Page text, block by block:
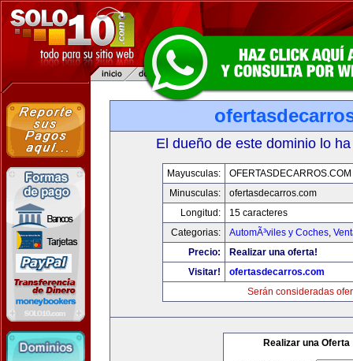
El dueño de este dominio lo
Mayusculas:
OFERTASDECARROS.COM
Minusculas:
ofertasdecarros.com
Longitud:
15 caracteres
Categorias:
AutomÃ³viles y Coches,
Precio:
Realizar una oferta!
Visitar!
ofertasdecarros.com
Serán consideradas
Realizar una Oferta